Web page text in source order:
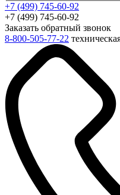
+7 (499) 745-60-92
+7 (499) 745-60-92
Заказать обратный звонок
8-800-505-77-22